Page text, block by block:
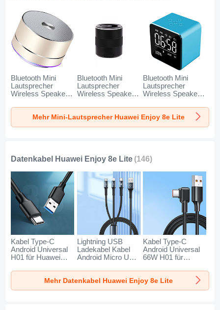
Bluetooth Mini
Lautsprecher
Wireless Speaker
Huawei Enjoy 8e
Lite Gold
Bluetooth Mini
Lautsprecher
Wireless Speaker
Huawei Enjoy 8e
Lite Schwarz
Bluetooth Mini
Lautsprecher
Wireless Speaker
Huawei Enjoy 8e
Lite Blau
Mehr Mini-Lautsprecher Huawei Enjoy 8e Lite
Datenkabel Huawei Enjoy 8e Lite (146)
Kabel Type-C
Android Universal
H01 für Huawei
Dunkelgrau
Lightning USB
Ladekabel Kabel
Android Micro USB
für Huawei Enjoy
8e Lite Schwarz
Kabel Type-C
Android Universal
66W H01 für
Lite Schwarz
Mehr Datenkabel Huawei Enjoy 8e Lite